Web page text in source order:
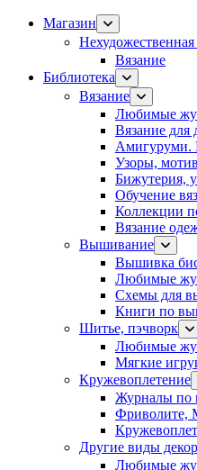
Магазин
Нехудожественная
Вязание
Библиотека
Вязание
Любимые
Вязание
Амигуруми.
Узоры,
Бижутерия,
Обучение
Коллекции
Вязание
Вышивание
Вышивка
Любимые
Схемы для
Книги по
Шитье, пэчворк
Любимые
Мягкие
Кружевоплетение
Журналы по
Фриволите,
Другие виды
Любимые